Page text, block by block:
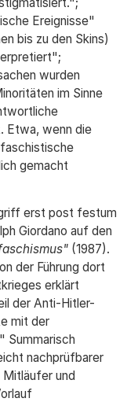
Ereignisse"
bis zu den Skins)
wurden
im Sinne
Etwa, wenn die
gemacht
erst post festum
Giordano auf den
(1987).
der Führung dort
erklärt
der Anti-Hitler-
mit der
Summarisch
nachprüfbarer
und